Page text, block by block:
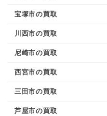
宝塚市の買取
川西市の買取
尼崎市の買取
西宮市の買取
三田市の買取
芦屋市の買取